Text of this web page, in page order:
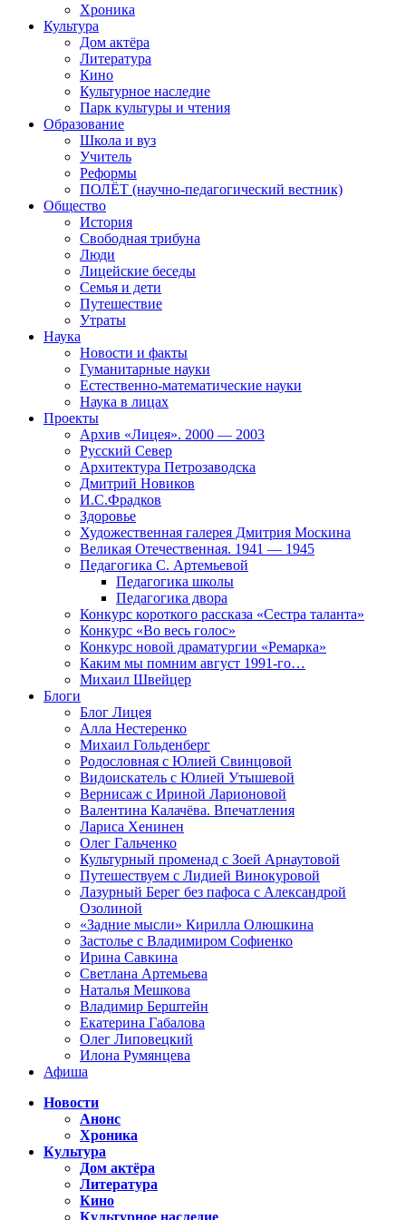
Хроника
Культура
Дом актёра
Литература
Кино
Культурное наследие
Парк культуры и чтения
Образование
Школа и вуз
Учитель
Реформы
ПОЛЁТ (научно-педагогический вестник)
Общество
История
Свободная трибуна
Люди
Лицейские беседы
Семья и дети
Путешествие
Утраты
Наука
Новости и факты
Гуманитарные науки
Естественно-математические науки
Наука в лицах
Проекты
Архив «Лицея». 2000 — 2003
Русский Север
Архитектура Петрозаводска
Дмитрий Новиков
И.С.Фрадков
Здоровье
Художественная галерея Дмитрия Москина
Великая Отечественная. 1941 — 1945
Педагогика С. Артемьевой
Педагогика школы
Педагогика двора
Конкурс короткого рассказа «Сестра таланта»
Конкурс «Во весь голос»
Конкурс новой драматургии «Ремарка»
Каким мы помним август 1991-го…
Михаил Швейцер
Блоги
Блог Лицея
Алла Нестеренко
Михаил Гольденберг
Родословная с Юлией Свинцовой
Видоискатель с Юлией Утышевой
Вернисаж с Ириной Ларионовой
Валентина Калачёва. Впечатления
Лариса Хенинен
Олег Гальченко
Культурный променад с Зоей Арнаутовой
Путешествуем с Лидией Винокуровой
Лазурный Берег без пафоса с Александрой
Озолиной
«Задние мысли» Кирилла Олюшкина
Застолье с Владимиром Софиенко
Ирина Савкина
Светлана Артемьева
Наталья Мешкова
Владимир Берштейн
Екатерина Габалова
Олег Липовецкий
Илона Румянцева
Афиша
Новости
Анонс
Хроника
Культура
Дом актёра
Литература
Кино